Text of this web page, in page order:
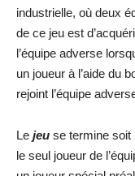
industrielle, où deux
de ce jeu est
l’équipe adverse
un joueur à l’aide du
rejoint l’équipe
Le jeu se termine soit
le seul joueur de